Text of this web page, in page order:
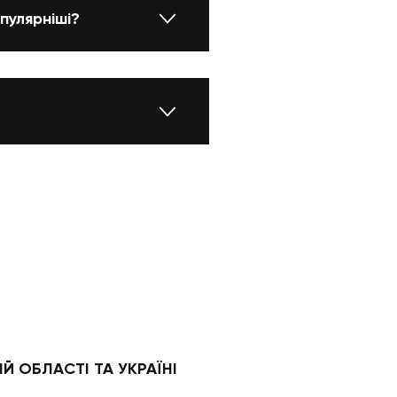
ОБЛАСТІ ТА УКРАЇНІ